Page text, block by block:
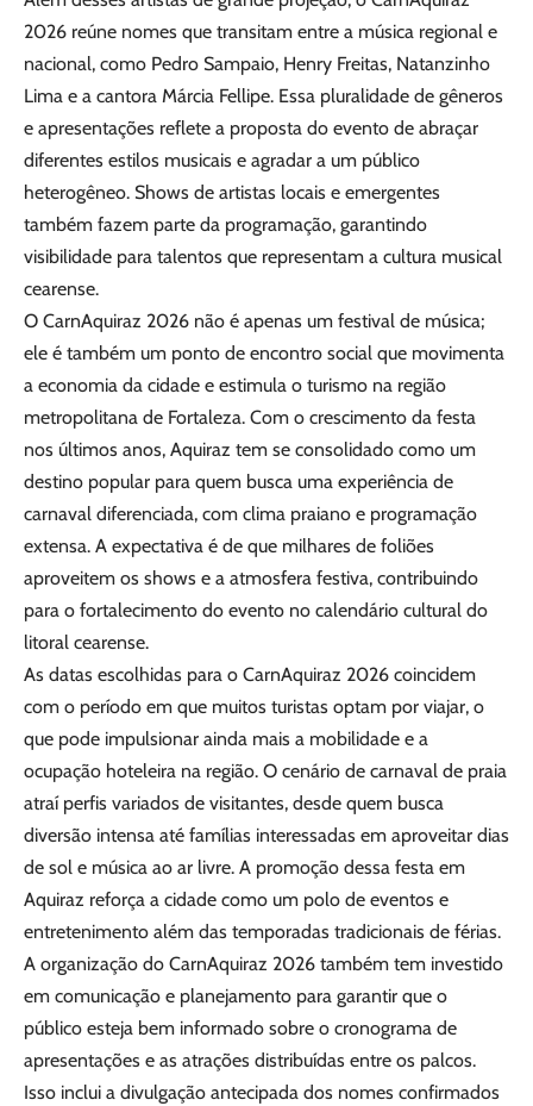
2026 reúne nomes que transitam entre a música regional e
nacional, como Pedro Sampaio, Henry Freitas, Natanzinho
Lima e a cantora Márcia Fellipe. Essa pluralidade de gêneros
e apresentações reflete a proposta do evento de abraçar
diferentes estilos musicais e agradar a um público
heterogêneo. Shows de artistas locais e emergentes
também fazem parte da programação, garantindo
visibilidade para talentos que representam a cultura musical
cearense.
O CarnAquiraz 2026 não é apenas um festival de música;
ele é também um ponto de encontro social que movimenta
a economia da cidade e estimula o turismo na região
metropolitana de Fortaleza. Com o crescimento da festa
nos últimos anos, Aquiraz tem se consolidado como um
destino popular para quem busca uma experiência de
carnaval diferenciada, com clima praiano e programação
extensa. A expectativa é de que milhares de foliões
aproveitem os shows e a atmosfera festiva, contribuindo
para o fortalecimento do evento no calendário cultural do
litoral cearense.
As datas escolhidas para o CarnAquiraz 2026 coincidem
com o período em que muitos turistas optam por viajar, o
que pode impulsionar ainda mais a mobilidade e a
ocupação hoteleira na região. O cenário de carnaval de praia
atraí perfis variados de visitantes, desde quem busca
diversão intensa até famílias interessadas em aproveitar dias
de sol e música ao ar livre. A promoção dessa festa em
Aquiraz reforça a cidade como um polo de eventos e
entretenimento além das temporadas tradicionais de férias.
A organização do CarnAquiraz 2026 também tem investido
em comunicação e planejamento para garantir que o
público esteja bem informado sobre o cronograma de
apresentações e as atrações distribuídas entre os palcos.
Isso inclui a divulgação antecipada dos nomes confirmados